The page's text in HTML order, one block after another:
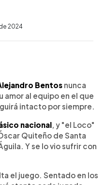
2024
Bentos nunca
amor al equipo en el que
intacto por siempre.
nacional, y "el Loco"
Quiteño de Santa
Y se lo vio sufrir con
el juego. Sentado en los